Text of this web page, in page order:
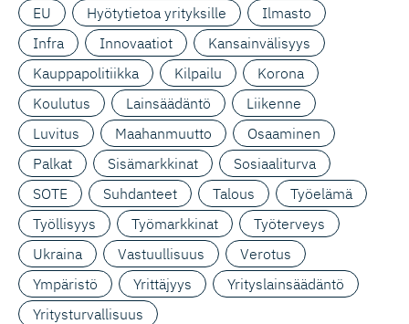
EU
Hyötytietoa yrityksille
Ilmasto
Infra
Innovaatiot
Kansainvälisyys
Kauppapolitiikka
Kilpailu
Korona
Koulutus
Lainsäädäntö
Liikenne
Luvitus
Maahanmuutto
Osaaminen
Palkat
Sisämarkkinat
Sosiaaliturva
SOTE
Suhdanteet Talous
Työelämä
Työllisyys
Työmarkkinat
Työterveys
Ukraina
Vastuullisuus
Verotus
Ympäristö
Yrittäjyys
Yrityslainsäädäntö
Yritysturvallisuus